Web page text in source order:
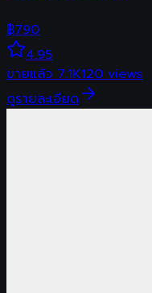
฿790
4.95
ขายแล้ว7.1K120views
ดูรายละเอียด